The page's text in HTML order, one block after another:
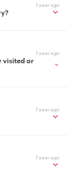
1 year ago
1 year ago
visited or
1 year ago
1 year ago